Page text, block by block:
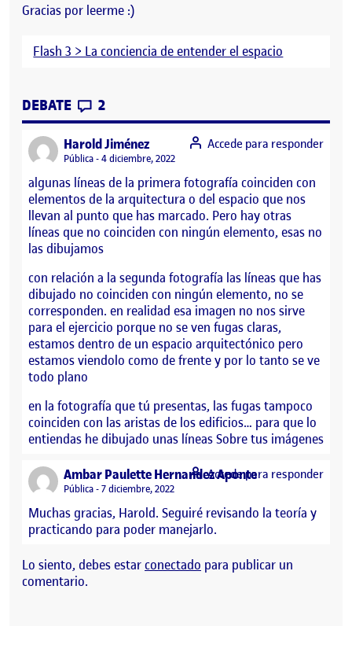
Gracias por leerme :)
Flash 3 > La conciencia de entender el espacio
DEBATE CONTRIBUTIONS
2EN FLASH 3: LA CONCIENCIA DE
Harold Jiménezsays:
Visibilidad:
Pública 4 diciembre, 2022
algunas líneas de la primera fotografía coinciden con
elementos de la arquitectura o del espacio que nos
llevan al punto que has marcado. Pero hay otras
líneas que no coinciden con ningún elemento, esas no
las dibujamos
con relación a la segunda fotografía las líneas que has
dibujado no coinciden con ningún elemento, no se
corresponden. en realidad esa imagen no nos sirve
para el ejercicio porque no se ven fugas claras,
estamos dentro de un espacio arquitectónico pero
estamos viendolo como de frente y por lo tanto se ve
todo plano
en la fotografía que tú presentas, las fugas tampoco
coinciden con las aristas de los edificios… para que lo
entiendas he dibujado unas líneas Sobre tus imágenes
Accede para responder
Ambar Paulette Hernandez Apontesays:
Visibilidad:
Pública 7 diciembre, 2022
Muchas gracias, Harold. Seguiré revisando la teoría y
practicando para poder manejarlo.
Accede para responder
Lo siento, debes estarconectado para publicar un
comentario.